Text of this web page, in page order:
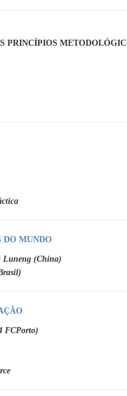
PRINCÍPIOS
DO MUNDO
Luneng (China)
FCPorto)